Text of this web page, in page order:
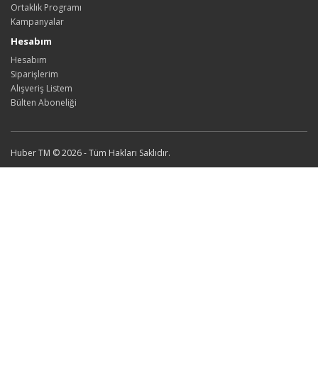
Ortaklık Programı
Kampanyalar
Hesabım
Hesabım
Siparişlerim
Alışveriş Listem
Bülten Aboneliği
Huber TM © 2026 - Tüm Hakları Saklıdır.